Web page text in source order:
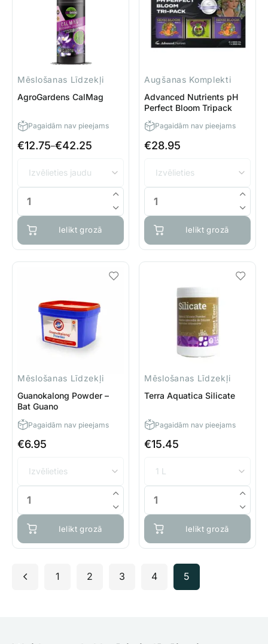
Mēslošanas Līdzekļi
AgroGardens CalMag
Pagaidām nav pieejams
€12.75–€42.25
Price
€12.75
through
€42.25
Ielikt grozā
Augšanas Komplekti
Advanced Nutrients pH
Perfect Bloom Tripack
Pagaidām nav pieejams
€28.95
Ielikt grozā
Mēslošanas Līdzekļi
Guanokalong Powder –
Bat Guano
Pagaidām nav pieejams
€6.95
Ielikt grozā
Mēslošanas Līdzekļi
Terra Aquatica Silicate
Pagaidām nav pieejams
€15.45
Ielikt grozā
1 2 3 4 5